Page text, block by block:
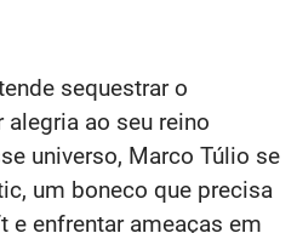
sequestrar o
ao seu reino
universo, Marco Túlio se
um boneco que precisa
e enfrentar ameaças em